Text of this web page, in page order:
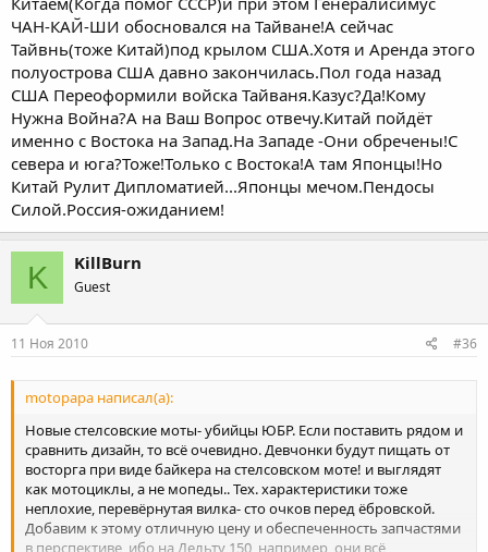
ЧАН-КАЙ-ШИ обосновался на Тайване!А сейчас
Тайвнь(тоже Китай)под крылом США.Хотя и Аренда этого
полуострова США давно закончилась.Пол года назад
США Переоформили войска Тайваня.Казус?Да!Кому
Нужна Война?А на Ваш Вопрос отвечу.Китай пойдёт
именно с Востока на Запад.На Западе -Они обречены!С
севера и юга?Тоже!Только с Востока!А там Японцы!Но
Китай Рулит Дипломатией...Японцы мечом.Пендосы
Силой.Россия-ожиданием!
K KillBurn
Guest
11 Ноя 2010 #36
motopapa написал(а):
Новые стелсовские моты- убийцы ЮБР. Если поставить рядом и
сравнить дизайн, то всё очевидно. Девчонки будут пищать от
восторга при виде байкера на стелсовском моте! и выглядят
как мотоциклы, а не мопеды.. Тех. характеристики тоже
неплохие, перевёрнутая вилка- сто очков перед ёбровской.
Добавим к этому отличную цену и обеспеченность запчастями
в перспективе, ибо на Дельту 150, например, они всё